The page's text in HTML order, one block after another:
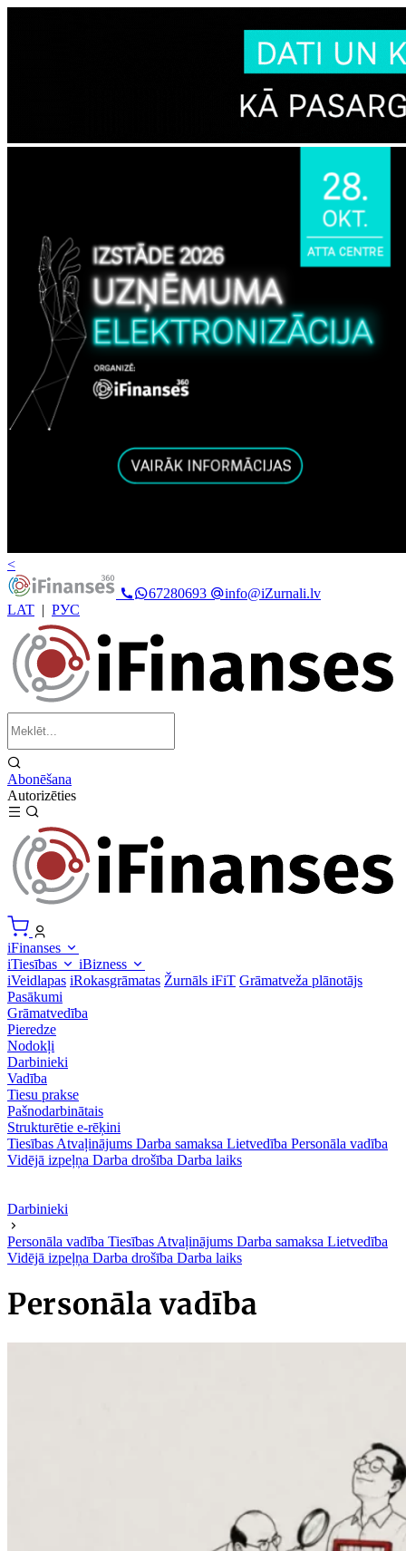
<
67280693
info@iZurnali.lv
LAT | РУС
Abonēšana
Autorizēties
iFinanses
iTiesības
iBizness
iVeidlapas iRokasgrāmatas Žurnāls iFiT Grāmatveža plānotājs
Pasākumi
Grāmatvedība
Pieredze
Nodokļi
Darbinieki
Vadība
Tiesu prakse
Pašnodarbinātais
Strukturētie e-rēķini
Tiesības Atvaļinājums Darba samaksa Lietvedība Personāla vadība
Vidējā izpeļņa Darba drošība Darba laiks
Darbinieki
Personāla vadība Tiesības Atvaļinājums Darba samaksa Lietvedība
Vidējā izpeļņa Darba drošība Darba laiks
Personāla vadība